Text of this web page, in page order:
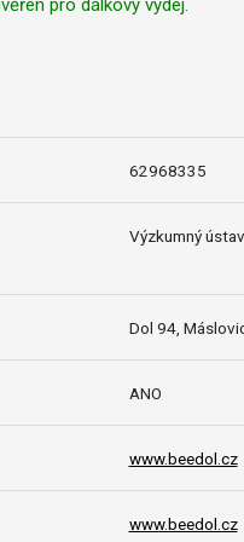
62968335
Výzkumný
Dol 94,
ANO
www.beedol.cz
www.beedol.cz